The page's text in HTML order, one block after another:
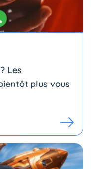
Les
plus vous